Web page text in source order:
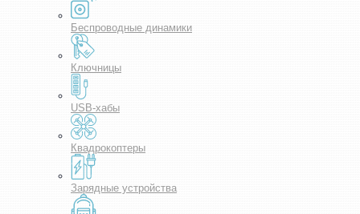
Беспроводные динамики
Ключницы
USB-хабы
Квадрокоптеры
Зарядные устройства